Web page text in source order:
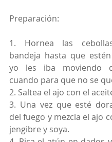
Preparación:
1. Hornea las
bandeja hasta que
yo les iba moviendo
cuando para que no se
2. Saltea el ajo con el
3. Una vez que esté
del fuego y mezcla el ajo
jengibre y soya.